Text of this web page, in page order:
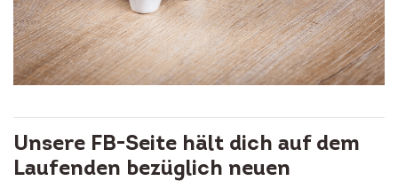
Unsere FB-Seite hält dich auf dem
Laufenden bezüglich neuen